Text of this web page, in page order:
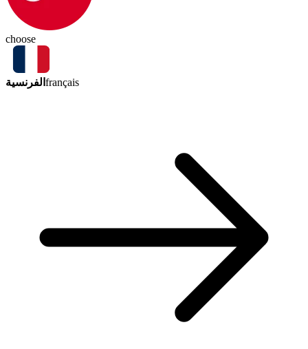
choose
الفرنسية français